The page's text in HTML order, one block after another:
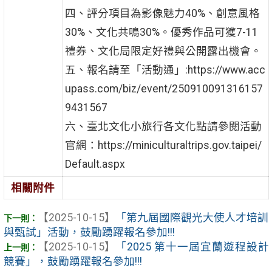
四、評分項目為影像魅力40%、創意風格
30%、文化共鳴30%。優秀作品可獲7-11
禮券、文化局限定好禮與公開露出機會。
五、報名請至「活動通」:https://www.acc
upass.com/biz/event/250910091316157
9431567
六、臺北文化小旅行各文化點請參閱活動
官網：https://miniculturaltrips.gov.taipei/
Default.aspx
相關附件
【2025-10-15】
「第九屆國際觀光大使人才培訓
與甄試」活動，鼓勵踴躍報名參加!!!
【2025-10-15】
「2025 第十一屆宜蘭遊程設計
競賽」，鼓勵踴躍報名參加!!!